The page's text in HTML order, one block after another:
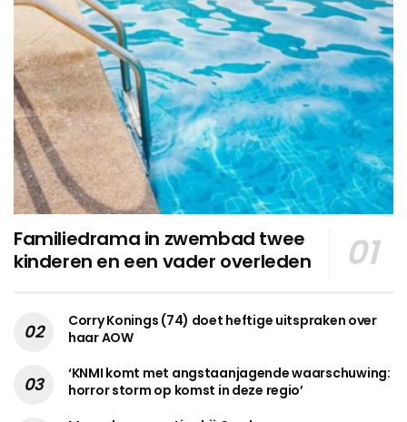
Familiedrama in zwembad twee
kinderen en een vader overleden
Corry Konings (74) doet heftige uitspraken over
haar AOW
‘KNMI komt met angstaanjagende waarschuwing:
horror storm op komst in deze regio’